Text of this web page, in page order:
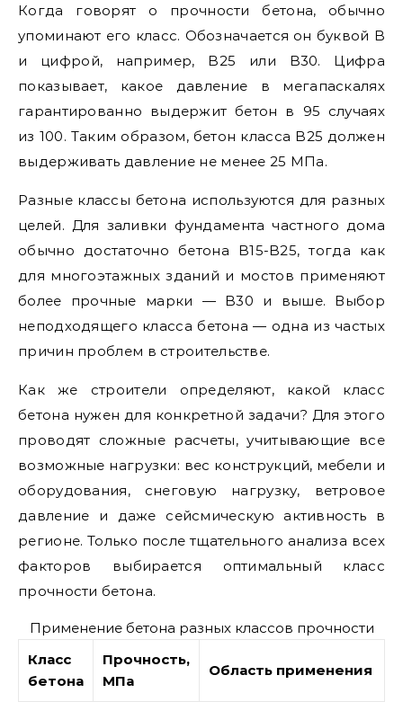
Когда говорят о прочности бетона, обычно
упоминают его класс. Обозначается он буквой B
и цифрой, например, B25 или B30. Цифра
показывает, какое давление в мегапаскалях
гарантированно выдержит бетон в 95 случаях
из 100. Таким образом, бетон класса B25 должен
выдерживать давление не менее 25 МПа.
Разные классы бетона используются для разных
целей. Для заливки фундамента частного дома
обычно достаточно бетона B15-B25, тогда как
для многоэтажных зданий и мостов применяют
более прочные марки — B30 и выше. Выбор
неподходящего класса бетона — одна из частых
причин проблем в строительстве.
Как же строители определяют, какой класс
бетона нужен для конкретной задачи? Для этого
проводят сложные расчеты, учитывающие все
возможные нагрузки: вес конструкций, мебели и
оборудования, снеговую нагрузку, ветровое
давление и даже сейсмическую активность в
регионе. Только после тщательного анализа всех
факторов выбирается оптимальный класс
прочности бетона.
Применение бетона разных классов прочности
Класс
бетона
Прочность,
МПа
Область применения